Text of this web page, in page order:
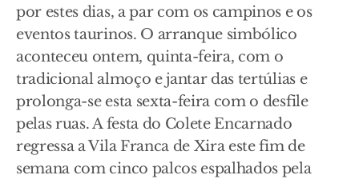
por estes dias, a par com os campinos e os
eventos taurinos. O arranque simbólico
aconteceu ontem, quinta-feira, com o
tradicional almoço e jantar das tertúlias e
prolonga-se esta sexta-feira com o desfile
pelas ruas. A festa do Colete Encarnado
regressa a Vila Franca de Xira este fim de
semana com cinco palcos espalhados pela